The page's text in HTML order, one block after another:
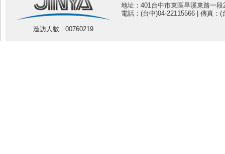
造訪人數 : 00760219
地址：401台中市東區旱溪東路一
電話：(台中)04-22115566 | 傳真：(